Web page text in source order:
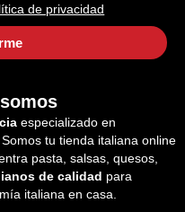
de privacidad
especializado en
Somos tu tienda italiana online
pasta, salsas, quesos,
de calidad para
italiana en casa.